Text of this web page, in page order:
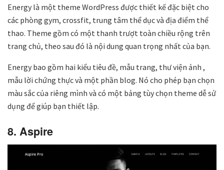
Energy là một theme WordPress được thiết kế đặc biệt cho
các phòng gym, crossfit, trung tâm thể dục và địa điểm thể
thao. Theme gồm có một thanh trượt toàn chiều rộng trên
trang chủ, theo sau đó là nội dung quan trọng nhất của bạn.
Energy bao gồm hai kiểu tiêu đề, mẫu trang, thư viện ảnh ,
mẫu lời chứng thực và một phần blog. Nó cho phép bạn chọn
màu sắc của riêng mình và có một bảng tùy chọn theme dễ sử
dụng để giúp bạn thiết lập.
8. Aspire